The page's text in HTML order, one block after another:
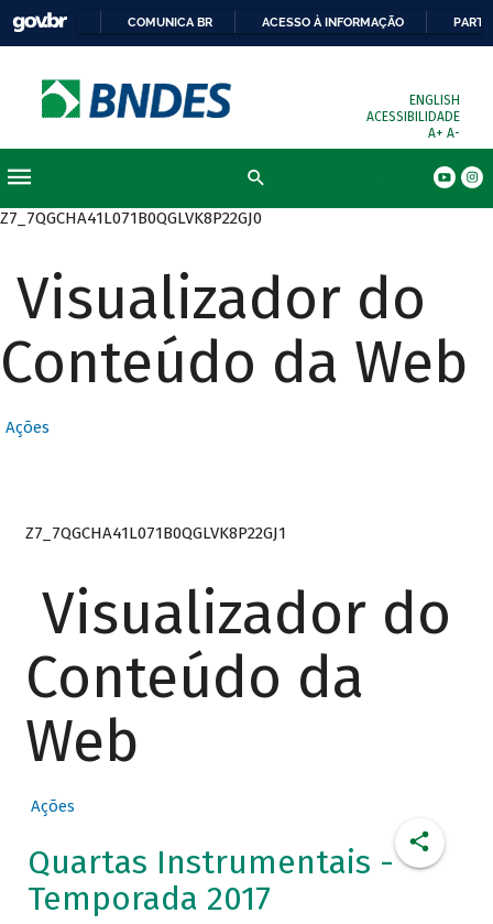
COMUNICA BR ACESSO À INFORMAÇÃO
ENGLISH
ACESSIBILIDADE
A+ A-
Z7_7QGCHA41L071B0QGLVK8P22GJ0
Visualizador do
Conteúdo da Web
Ações
Z7_7QGCHA41L071B0QGLVK8P22GJ1
Visualizador do
Conteúdo da
Web
Ações
Quartas Instrumentais -
Temporada 2017